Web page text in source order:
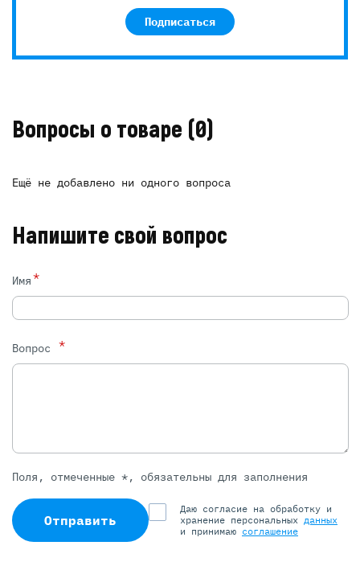
Подписаться
Вопросы о товаре (0)
Ещё не добавлено ни одного вопроса
Напишите свой вопрос
Имя*
Вопрос *
Поля, отмеченные *, обязательны для заполнения
Отправить
Даю согласие на обработку и
хранение персональных данных
и принимаю соглашение